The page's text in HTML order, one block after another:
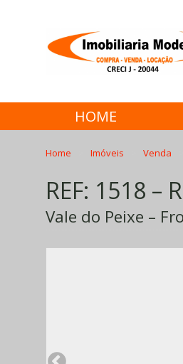
HOME
Home Imóveis Venda
REF: 1518 –
Vale do Peixe –